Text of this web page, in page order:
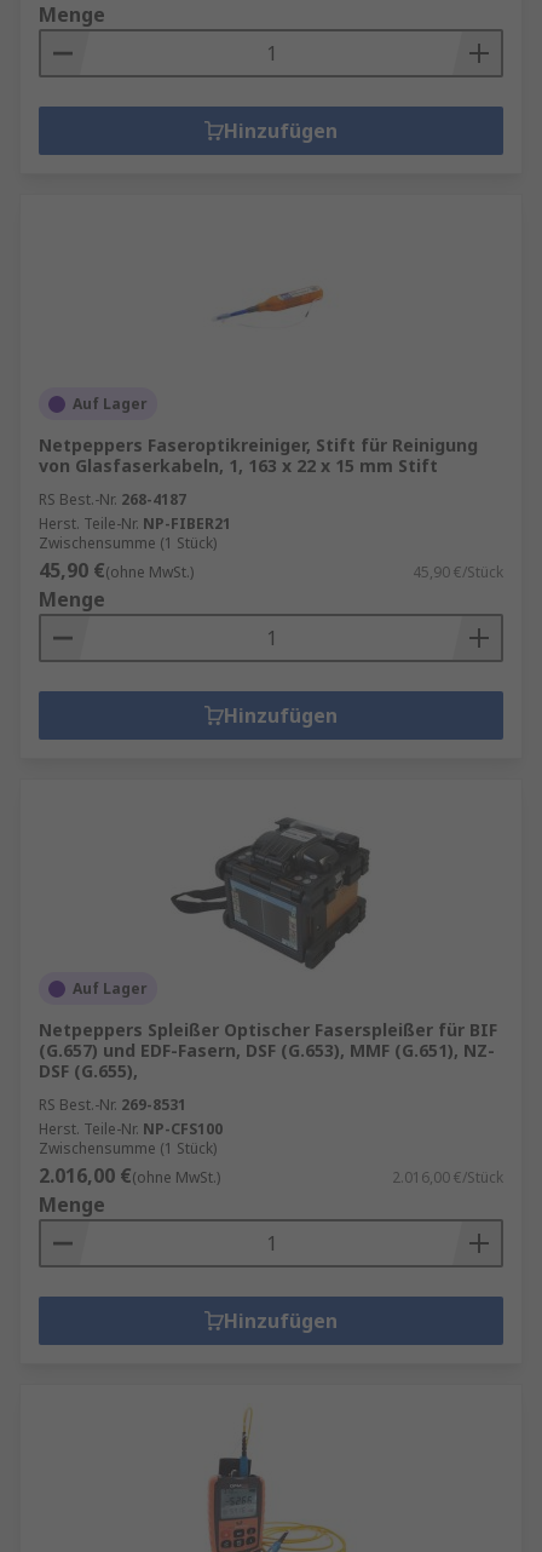
Menge
Hinzufügen
Auf Lager
Netpeppers Faseroptikreiniger, Stift für Reinigung
von Glasfaserkabeln, 1, 163 x 22 x 15 mm Stift
RS Best.-Nr. 268-4187
Herst. Teile-Nr. NP-FIBER21
Zwischensumme (1 Stück)
45,90 €(ohne MwSt.) 45,90 €/Stück
Menge
Hinzufügen
Auf Lager
Netpeppers Spleißer Optischer Faserspleißer für BIF
(G.657) und EDF-Fasern, DSF (G.653), MMF (G.651), NZ-
DSF (G.655),
RS Best.-Nr. 269-8531
Herst. Teile-Nr. NP-CFS100
Zwischensumme (1 Stück)
2.016,00 €(ohne MwSt.) 2.016,00 €/Stück
Menge
Hinzufügen